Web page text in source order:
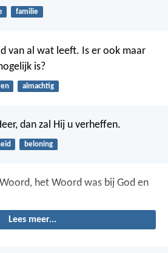
familie
van al wat leeft. Is er ook maar
is?
almachtig
dan zal Hij u verheffen.
beloning
het Woord was bij God en
Lees meer...